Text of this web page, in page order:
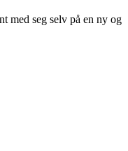
med seg selv på en ny og